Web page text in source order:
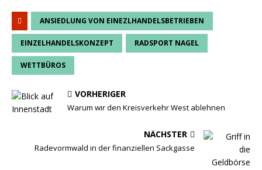
ANSIEDLUNG VON EINEZLHANDELSBETRIEBEN
EINZELHANDELSKONZEPT RADSPORT NAGEL
WETTBÜROS
VORHERIGER
Warum wir den Kreisverkehr West ablehnen
NÄCHSTER
Radevormwald in der finanziellen Sackgasse